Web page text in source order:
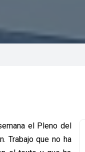
el Pleno del
Trabajo que no ha